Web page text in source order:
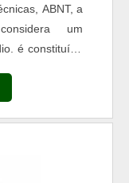
ABNT, a
um
é constituída
de uniões.
coisas,
...